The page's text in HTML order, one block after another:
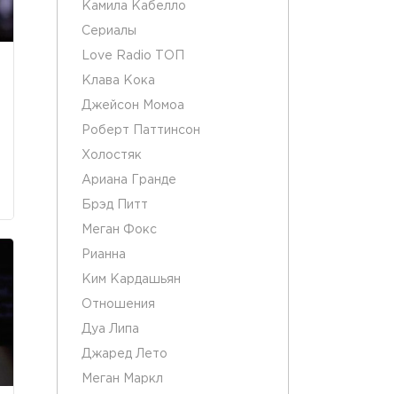
Камила Кабелло
Сериалы
Love Radio ТОП
Клава Кока
Джейсон Момоа
Роберт Паттинсон
Холостяк
Ариана Гранде
Брэд Питт
Меган Фокс
Рианна
Ким Кардашьян
Отношения
Дуа Липа
Джаред Лето
Меган Маркл